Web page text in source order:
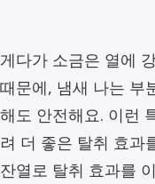
게다가 소금은 열에
때문에, 냄새 나는 부
해도 안전해요. 이런
려 더 좋은 탈취 효과
잔열로 탈취 효과를